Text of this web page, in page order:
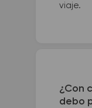
viaje.
¿Con
debo